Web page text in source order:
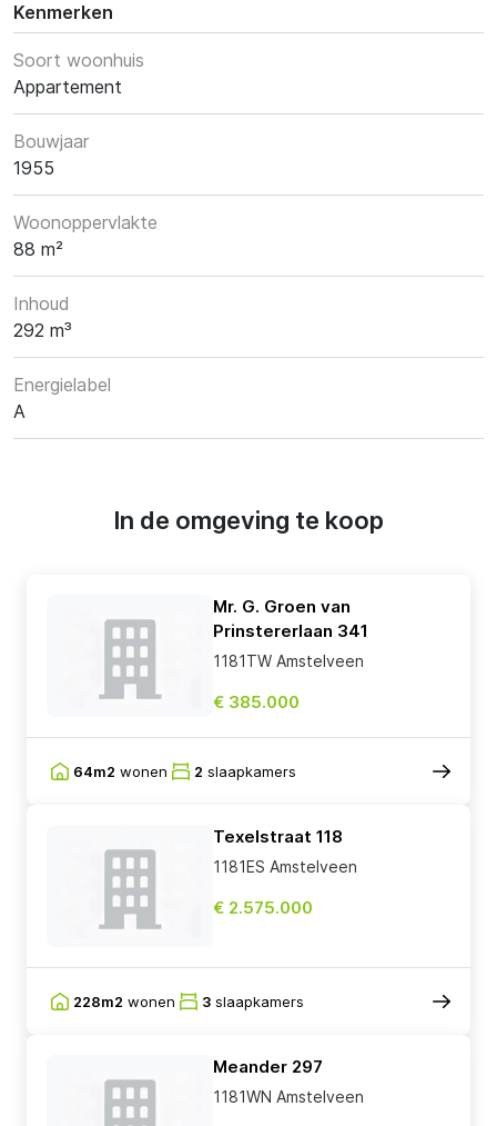
Kenmerken
Soort woonhuis
Appartement
Bouwjaar
1955
Woonoppervlakte
88 m²
Inhoud
292 m³
Energielabel
A
In de omgeving te koop
Mr. G. Groen van
Prinstererlaan 341
1181TW Amstelveen
€ 385.000
64m2 wonen 2 slaapkamers
Texelstraat 118
1181ES Amstelveen
€ 2.575.000
228m2 wonen 3 slaapkamers
Meander 297
1181WN Amstelveen